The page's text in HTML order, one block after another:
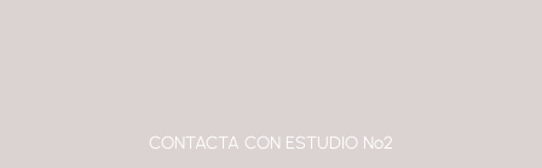
CONTACTA CON ESTUDIO Nº2